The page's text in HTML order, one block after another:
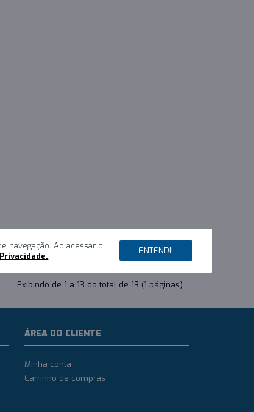
Exibindo de 1 a 13 do total de 13 (1 páginas)
navegação. Ao acessar o
ENTENDI!
ÁREA DO CLIENTE
Minha conta
Carrinho de compras